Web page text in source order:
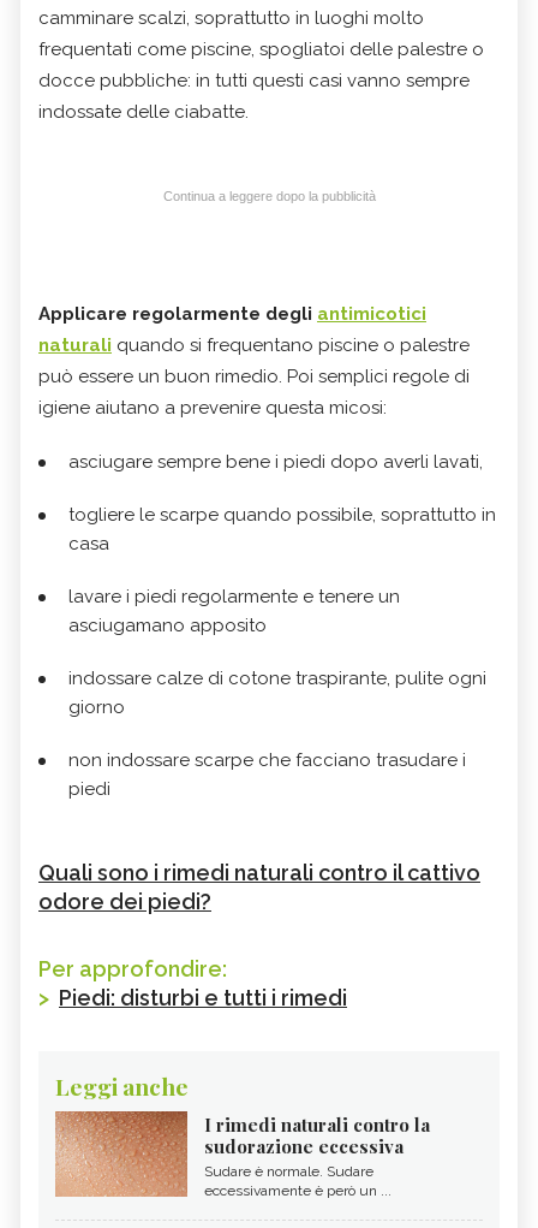
camminare scalzi, soprattutto in luoghi molto
frequentati come piscine, spogliatoi delle palestre o
docce pubbliche: in tutti questi casi vanno sempre
indossate delle ciabatte.
Continua a leggere dopo la pubblicità
Applicare regolarmente degli antimicotici
naturali quando si frequentano piscine o palestre
può essere un buon rimedio. Poi semplici regole di
igiene aiutano a prevenire questa micosi:
asciugare sempre bene i piedi dopo averli lavati,
togliere le scarpe quando possibile, soprattutto in
casa
lavare i piedi regolarmente e tenere un
asciugamano apposito
indossare calze di cotone traspirante, pulite ogni
giorno
non indossare scarpe che facciano trasudare i
piedi
Quali sono i rimedi naturali contro il cattivo
odore dei piedi?
Per approfondire:
> Piedi: disturbi e tutti i rimedi
Leggi anche
I rimedi naturali contro la
sudorazione eccessiva
Sudare è normale. Sudare
eccessivamente è però un ...